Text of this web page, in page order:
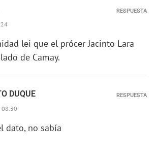
lei que el prócer Jacinto Lara
de Camay.
RESPUESTA
DUQUE
08:30
dato, no sabía
RESPUESTA